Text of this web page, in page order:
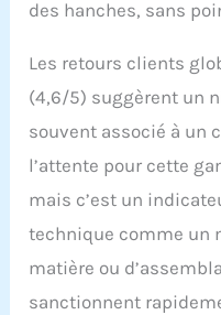
des hanches, sans
Les retours clients
(4,6/5) suggèrent un
souvent associé à un
l’attente pour cette
mais c’est un
technique comme un
matière ou
sanctionnent